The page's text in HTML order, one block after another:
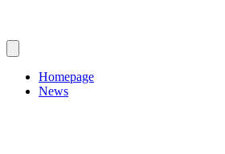
Homepage
News